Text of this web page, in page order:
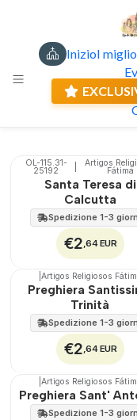
InizioI
EUR
Carte
OL-115.31-
25192
Artigos
Fátima
Santa Teresa di
Calcutta
Spedizione 1-3
€2,64 EUR
Artigos Religiosos
Preghiera
Trinità
Spedizione 1-3
€2,64 EUR
Artigos Religiosos
Preghiera Sant'
Spedizione 1-3